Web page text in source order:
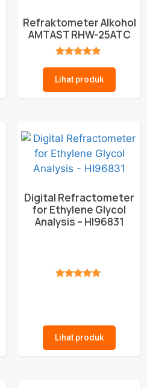
Refraktometer Alkohol
AMTAST RHW-25ATC
Lihat produk
Digital Refractometer
for Ethylene Glycol
Analysis – HI96831
Lihat produk